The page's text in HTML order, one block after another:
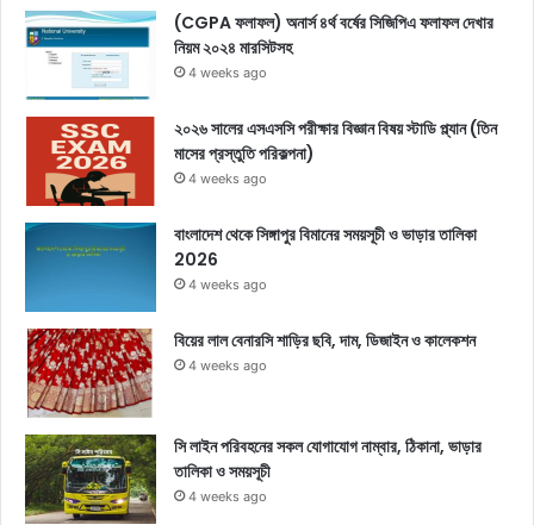
(CGPA ফলাফল) অনার্স ৪র্থ বর্ষের সিজিপিএ ফলাফল দেখার
নিয়ম ২০২৪ মারসিটসহ
4 weeks ago
২০২৬ সালের এসএসসি পরীক্ষার বিজ্ঞান বিষয় স্টাডি প্ল্যান (তিন
মাসের প্রস্তুতি পরিকল্পনা)
4 weeks ago
বাংলাদেশ থেকে সিঙ্গাপুর বিমানের সময়সূচী ও ভাড়ার তালিকা
2026
4 weeks ago
বিয়ের লাল বেনারসি শাড়ির ছবি, দাম, ডিজাইন ও কালেকশন
4 weeks ago
সি লাইন পরিবহনের সকল যোগাযোগ নাম্বার, ঠিকানা, ভাড়ার
তালিকা ও সময়সূচী
4 weeks ago